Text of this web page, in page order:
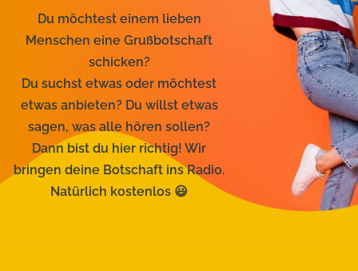
Du möchtest einem lieben
Menschen eine Grußbotschaft
schicken?
Du suchst etwas oder möchtest
etwas anbieten? Du willst etwas
sagen, was alle hören sollen?
Dann bist du hier richtig! Wir
bringen deine Botschaft ins Radio.
Natürlich kostenlos 😃